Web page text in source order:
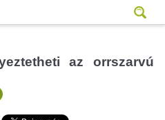
az orrszarvú